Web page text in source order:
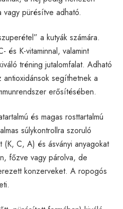
vagy pürésítve adható.
a kutyák számára.
és K-vitaminnal, valamint
tréning jutalomfalat. Adható
segíthetnek a
erősítésében.
és magas rosttartalmú
súlykontrollra szoruló
(K, C, A) és ásványi anyagokat
főzve vagy párolva, de
konzerveket. A ropogós